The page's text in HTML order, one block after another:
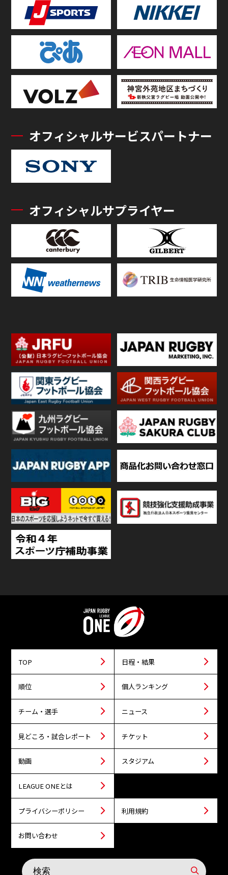
オフィシャルサービスパートナー
オフィシャルサプライヤー
TOP 日程・結果
順位 個人ランキング
チーム・選手 ニュース
見どころ・試合レポート チケット
動画 スタジアム
LEAGUE ONEとは
プライバシーポリシー 利用規約
お問い合わせ